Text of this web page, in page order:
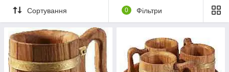
Сортування 0 Фільтри